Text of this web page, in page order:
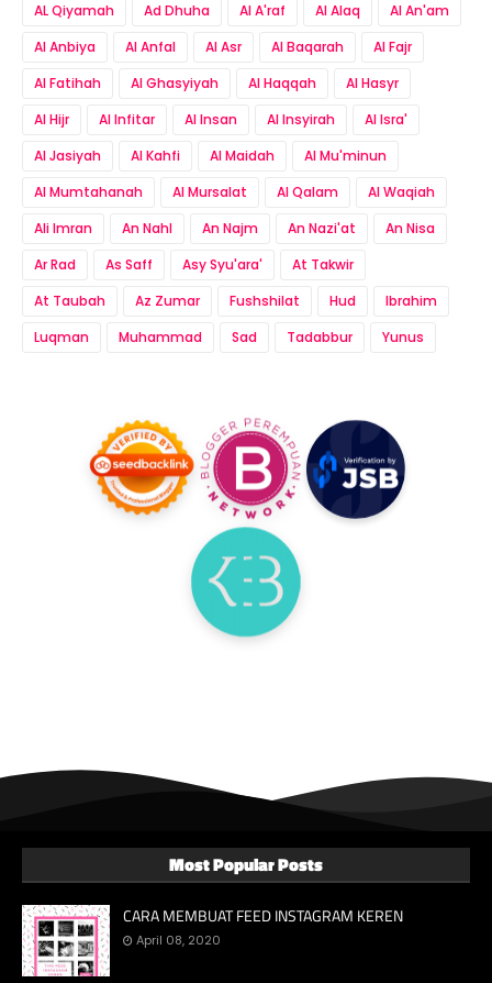
AL Qiyamah Ad Dhuha Al A'raf Al Alaq
Al An'am
Al Anbiya
Al Anfal Al Asr Al Baqarah
Al Fajr
Al Fatihah
Al Ghasyiyah Al Haqqah
Al Hasyr
Al Hijr
Al Infitar Al Insan Al Insyirah
Al Isra'
Al Jasiyah
Al Kahfi Al Maidah
Al Mu'minun
Al Mumtahanah
Al Mursalat Al Qalam
Al Waqiah
Ali Imran
An Nahl An Najm An Nazi'at
An Nisa
Ar Rad
As Saff Asy Syu'ara'
At Takwir
At Taubah
Az Zumar Fushshilat Hud
Ibrahim
Luqman
Muhammad Sad Tadabbur Yunus
Most Popular Posts
CARA MEMBUAT FEED INSTAGRAM KEREN
April 08, 2020